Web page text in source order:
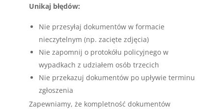
Unikaj błędów:
Nie przesyłaj dokumentów w formacie
nieczytelnym (np. zacięte zdjęcia)
Nie zapomnij o protokółu policyjnego w
wypadkach z udziałem osób trzecich
Nie przekazuj dokumentów po upływie terminu
zgłoszenia
Zapewniamy, że kompletność dokumentów